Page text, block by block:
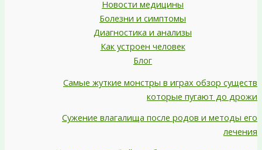
Новости медицины
Болезни и симптомы
Диагностика и анализы
Как устроен человек
Блог
Самые жуткие монстры в играх обзор существ
которые пугают до дрожи
Сужение влагалища после родов и методы его
лечения